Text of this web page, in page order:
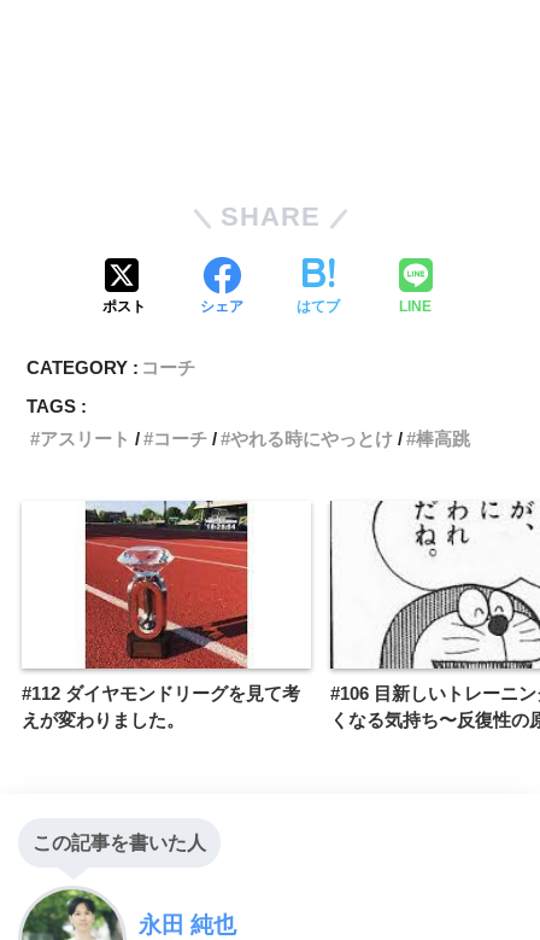
SHARE
ポスト シェア はてブ LINE
CATEGORY : コーチ
TAGS :
アスリート
コーチ やれる時にやっとけ 棒高跳
#112 ダイヤモンドリーグを見て考
えが変わりました。
#106 目新しいトレーニ
くなる気持ち〜反復性の
この記事を書いた人
永田 純也